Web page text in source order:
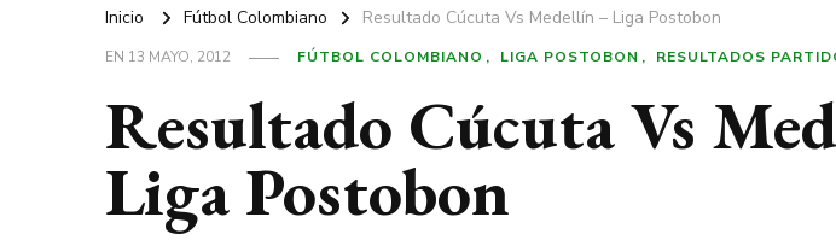
Inicio Fútbol Colombiano Resultado Cúcuta Vs Medellín – Liga Postobon
EN 13 MAYO, 2012 FÚTBOL COLOMBIANO LIGA POSTOBON RESULTADOS
Resultado Cúcuta Vs
Liga Postobon